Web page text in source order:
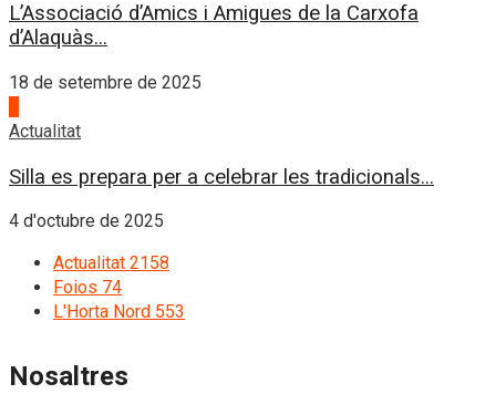
L’Associació d’Amics i Amigues de la Carxofa
d’Alaquàs...
18 de setembre de 2025
Actualitat
Silla es prepara per a celebrar les tradicionals...
4 d'octubre de 2025
Actualitat 2158
Foios 74
L'Horta Nord 553
Nosaltres